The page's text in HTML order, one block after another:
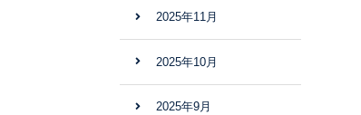
2025年11月
2025年10月
2025年9月